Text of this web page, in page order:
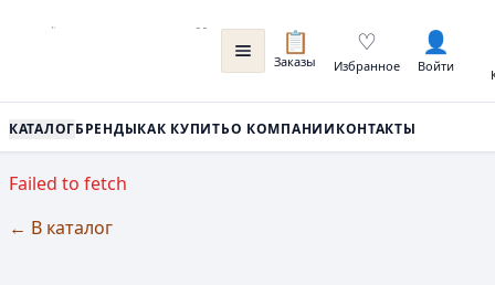
📋
Заказы
♡
Избранное
👤
Войти
КАТАЛОГБРЕНДЫКАК КУПИТЬО КОМПАНИИКОНТАКТЫ
Failed to fetch
← В каталог